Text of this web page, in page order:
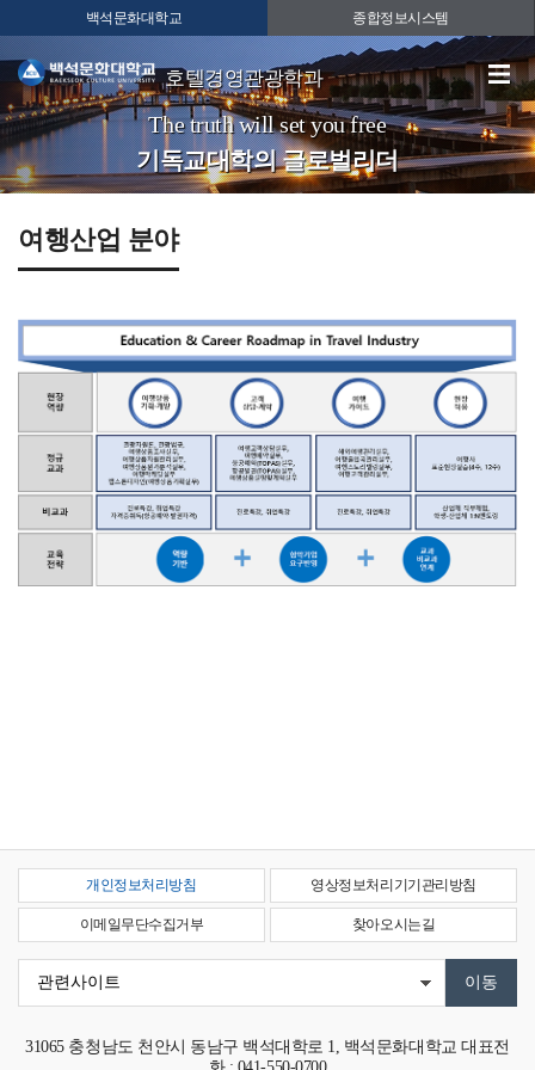
백석문화대학교 종합정보시스템
호텔경영관광학과
The truth will set you free
기독교대학의 글로벌리더
여행산업 분야
개인정보처리방침 영상정보처리기기관리방침
이메일무단수집거부 찾아오시는길
31065 충청남도 천안시 동남구 백석대학로 1, 백석문화대학교대표전